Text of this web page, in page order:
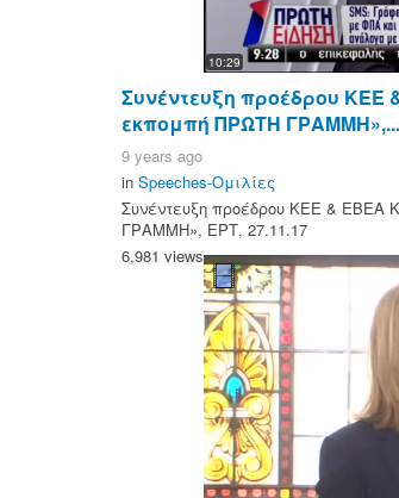
10:29
Συνέντευξη προέδρου ΚΕΕ
εκπομπή ΠΡΩΤΗ ΓΡΑΜΜΗ»,...
9 years ago
in Speeches-Ομιλίες
Συνέντευξη προέδρου ΚΕΕ & ΕΒΕΑ
ΓΡΑΜΜΗ», ΕΡΤ, 27.11.17
6,981 views